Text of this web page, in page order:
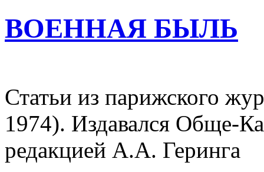
ВОЕННАЯ БЫЛЬ
Статьи из парижского
1974). Издавался Обще-
редакцией А.А. Геринга